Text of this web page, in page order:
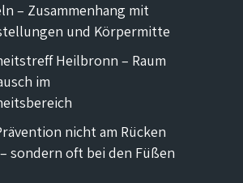
– Zusammenhang mit
und Körpermitte
Heilbronn – Raum
im
nicht am Rücken
sondern oft bei den Füßen